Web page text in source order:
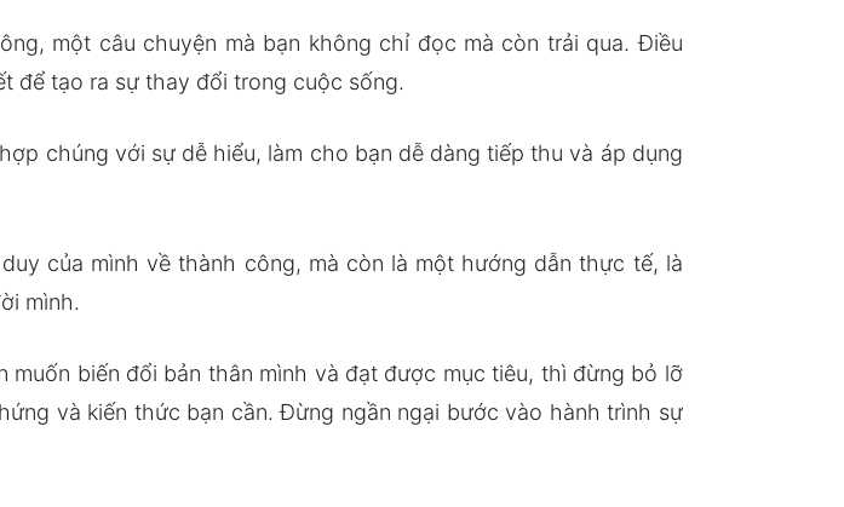
một câu chuyện mà bạn không chỉ đọc mà còn trải qua. Điều
để tạo ra sự thay đổi trong cuộc sống.
chúng với sự dễ hiểu, làm cho bạn dễ dàng tiếp thu và áp dụng
của mình về thành công, mà còn là một hướng dẫn thực tế, là
mình.
biến đổi bản thân mình và đạt được mục tiêu, thì đừng bỏ lỡ
và kiến thức bạn cần. Đừng ngần ngại bước vào hành trình sự